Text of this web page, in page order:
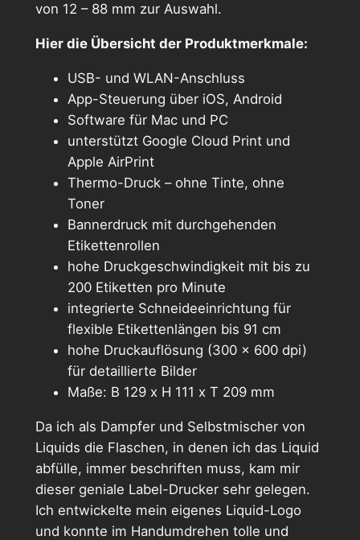
von 12 – 88 mm zur Auswahl.
Hier die Übersicht der Produktmerkmale:
USB- und WLAN-Anschluss
App-Steuerung über iOS, Android
Software für Mac und PC
unterstützt Google Cloud Print und
Apple AirPrint
Thermo-Druck – ohne Tinte, ohne
Toner
Bannerdruck mit durchgehenden
Etikettenrollen
hohe Druckgeschwindigkeit mit bis zu
200 Etiketten pro Minute
integrierte Schneideeinrichtung für
flexible Etikettenlängen bis 91 cm
hohe Druckauflösung (300 x 600 dpi)
für detaillierte Bilder
Maße: B 129 x H 111 x T 209 mm
Da ich als Dampfer und Selbstmischer von
Liquids die Flaschen, in denen ich das Liquid
abfülle, immer beschriften muss, kam mir
dieser geniale Label-Drucker sehr gelegen.
Ich entwickelte mein eigenes Liquid-Logo
und konnte im Handumdrehen tolle und